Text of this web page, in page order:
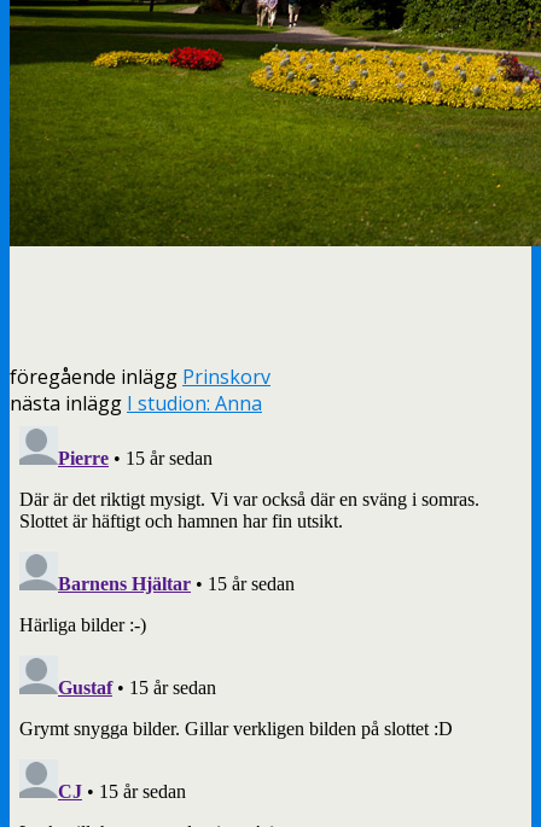
föregående inlägg Prinskorv
nästa inlägg I studion: Anna